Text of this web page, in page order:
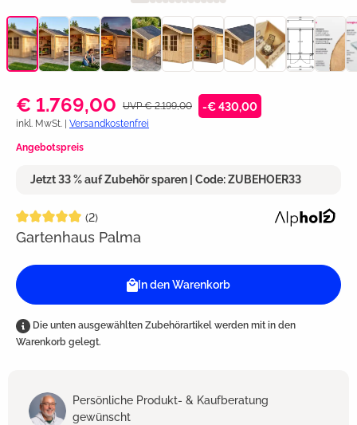
€ 1.769,00 UVP € 2.199,00 -€ 430,00
inkl. MwSt. | Versandkostenfrei
Angebotspreis
Jetzt 33 % auf Zubehör sparen | Code: ZUBEHOER33
Durchschnittliche Bewertung von 5 von 5 Sternen
(2)
Gartenhaus Palma
In den Warenkorb
Die unten ausgewählten Zubehörartikel werden mit in den
Warenkorb gelegt.
Persönliche Produkt- & Kaufberatung
gewünscht